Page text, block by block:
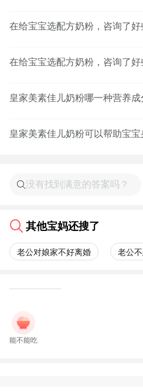
在给宝宝选配方奶粉，咨询了
在给宝宝选配方奶粉，咨询了
皇家美素佳儿奶粉哪一种营养成
皇家美素佳儿奶粉可以帮助宝宝
其他宝妈还搜了
老公对娘家不好离婚 老公
能不能吃